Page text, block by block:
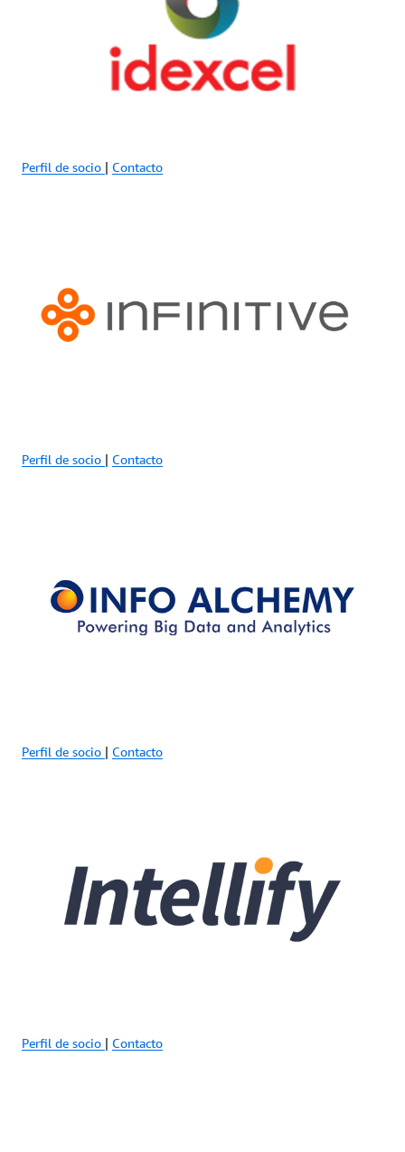
Perfil de socio Contacto
Perfil de socio | Contacto
Perfil de socio | Contacto
Perfil de socio | Contacto